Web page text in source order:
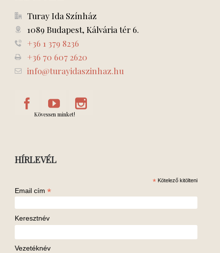
Turay Ida Színház
1089 Budapest, Kálvária tér 6.
+36 1 379 8236
+36 70 607 2620
info@turayidaszinhaz.hu
Kövessen minket!
HÍRLEVÉL
* Kötelező kitölteni
Email cím *
Keresztnév
Vezetéknév